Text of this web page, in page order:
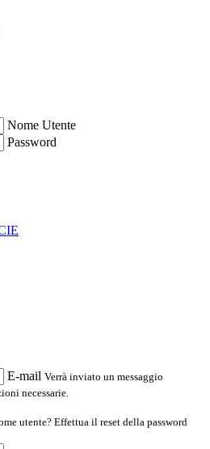
Nome Utente
Password
E-mail Verrà inviato un messaggio
necessarie.
utente? Effettua il reset della password